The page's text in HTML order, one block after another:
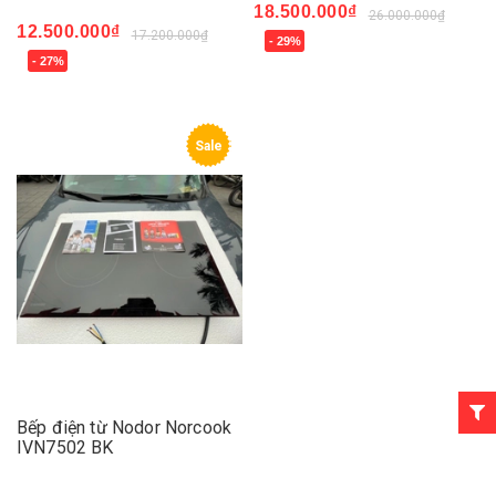
12.500.000₫ 17.200.000₫
- 27%
18.500.000₫ 26.000.000₫
- 29%
Sale
Bếp điện từ Nodor Norcook
IVN7502 BK